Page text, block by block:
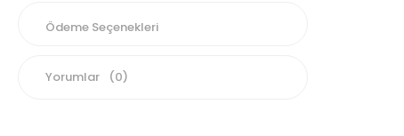
Ödeme Seçenekleri
Yorumlar (0)